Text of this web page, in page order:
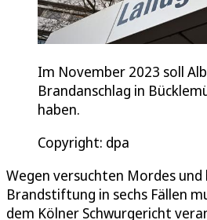
Im November 2023 soll
Brandanschlag in
haben.
Copyright: dpa
Wegen versuchten Mordes
Brandstiftung in sechs Fällen
dem Kölner Schwurgericht